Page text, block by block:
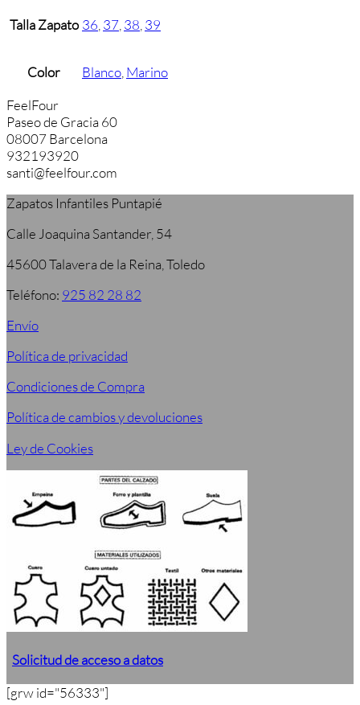
Talla Zapato 36 37 38 39
Color Blanco Marino
FeelFour
Paseo de Gracia 60
08007 Barcelona
932193920
santi@feelfour.com
Zapatos Infantiles Puntapié
Calle Joaquina Santander, 54
45600 Talavera de la Reina, Toledo
Teléfono: 925 82 28 82
Envío
Política de privacidad
Condiciones de Compra
Política de cambios y devoluciones
Ley de Cookies
Solicitud de acceso a datos
[grw id="56333"]